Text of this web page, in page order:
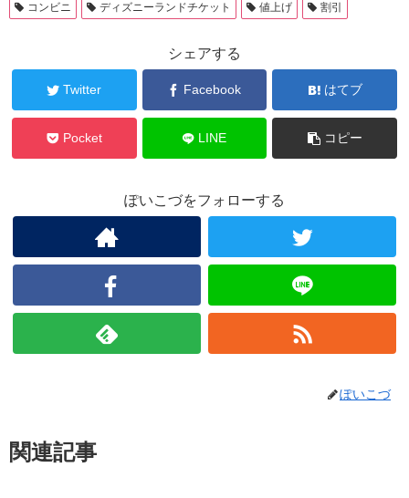
コンビニ ディズニーランドチケット 値上げ 割引
シェアする
Twitter Facebook はてブ
Pocket LINE コピー
ぽいこづをフォローする
ぽいこづ
関連記事